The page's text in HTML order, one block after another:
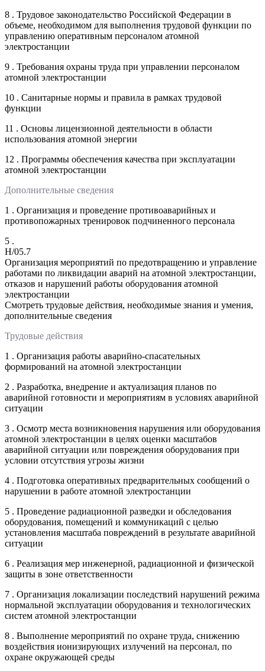
8 . Трудовое законодательство Российской Федерации в
объеме, необходимом для выполнения трудовой функции по
управлению оперативным персоналом атомной
электростанции
9 . Требования охраны труда при управлении персоналом
атомной электростанции
10 . Санитарные нормы и правила в рамках трудовой
функции
11 . Основы лицензионной деятельности в области
использования атомной энергии
12 . Программы обеспечения качества при эксплуатации
атомной электростанции
Дополнительные сведения
1 . Организация и проведение противоаварийных и
противопожарных тренировок подчиненного персонала
5 .
H/05.7
Организация мероприятий по предотвращению и управление
работами по ликвидации аварий на атомной электростанции,
отказов и нарушений работы оборудования атомной
электростанции
Смотреть трудовые действия, необходимые знания и умения,
дополнительные сведения
Трудовые действия
1 . Организация работы аварийно-спасательных
формирований на атомной электростанции
2 . Разработка, внедрение и актуализация планов по
аварийной готовности и мероприятиям в условиях аварийной
ситуации
3 . Осмотр места возникновения нарушения или оборудования
атомной электростанции в целях оценки масштабов
аварийной ситуации или повреждения оборудования при
условии отсутствия угрозы жизни
4 . Подготовка оперативных предварительных сообщений о
нарушении в работе атомной электростанции
5 . Проведение радиационной разведки и обследования
оборудования, помещений и коммуникаций с целью
установления масштаба повреждений в результате аварийной
ситуации
6 . Реализация мер инженерной, радиационной и физической
защиты в зоне ответственности
7 . Организация локализации последствий нарушений режима
нормальной эксплуатации оборудования и технологических
систем атомной электростанции
8 . Выполнение мероприятий по охране труда, снижению
воздействия ионизирующих излучений на персонал, по
охране окружающей среды